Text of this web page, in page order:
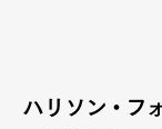
ハリソン・フ